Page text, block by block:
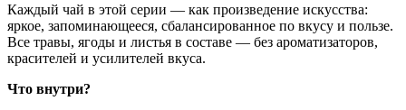
Каждый чай в этой серии — как произведение искусства:
яркое, запоминающееся, сбалансированное по вкусу и пользе.
Все травы, ягоды и листья в составе — без ароматизаторов,
красителей и усилителей вкуса.
Что внутри?